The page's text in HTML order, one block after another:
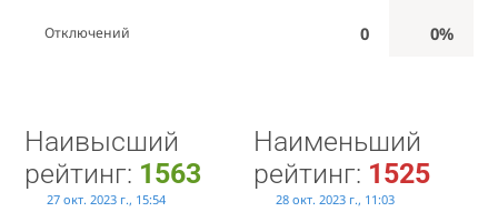
Отключений 0 0%
Наивысший
рейтинг: 1563
27 окт. 2023 г., 15:54
Наименьший
рейтинг: 1525
28 окт. 2023 г., 11:03